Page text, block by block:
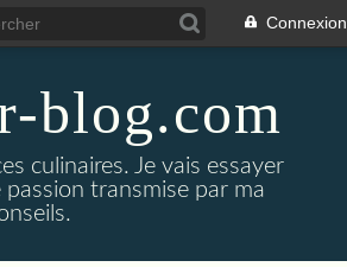
Connexion
blog.com
culinaires. Je vais essayer
transmise par ma